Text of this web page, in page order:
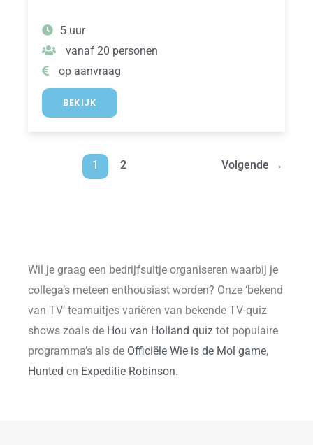
5 uur
vanaf 20 personen
op aanvraag
BEKIJK
1 2 Volgende →
Wil je graag een bedrijfsuitje organiseren waarbij je
collega’s meteen enthousiast worden? Onze ‘bekend
van TV’ teamuitjes variëren van bekende TV-quiz
shows zoals de Hou van Holland quiz tot populaire
programma’s als de Officiële Wie is de Mol game,
Hunted en Expeditie Robinson.